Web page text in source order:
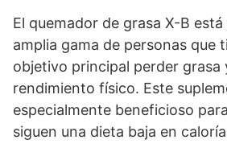
El quemador de grasa X-B
amplia gama de personas que
objetivo principal perder grasa
rendimiento físico. Este
especialmente beneficioso
siguen una dieta baja en